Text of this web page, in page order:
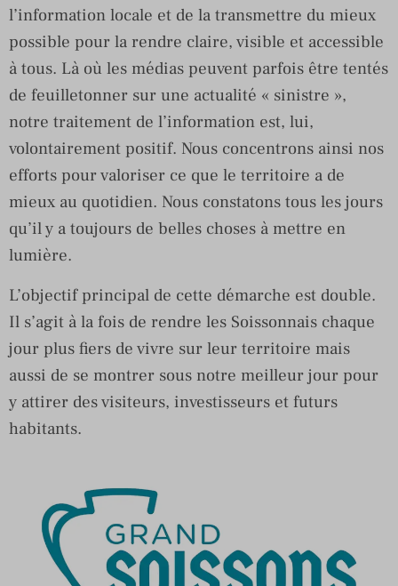
l’information locale et de la transmettre du mieux
possible pour la rendre claire, visible et accessible
à tous. Là où les médias peuvent parfois être tentés
de feuilletonner sur une actualité « sinistre »,
notre traitement de l’information est, lui,
volontairement positif. Nous concentrons ainsi nos
efforts pour valoriser ce que le territoire a de
mieux au quotidien. Nous constatons tous les jours
qu’il y a toujours de belles choses à mettre en
lumière.
L’objectif principal de cette démarche est double.
Il s’agit à la fois de rendre les Soissonnais chaque
jour plus fiers de vivre sur leur territoire mais
aussi de se montrer sous notre meilleur jour pour
y attirer des visiteurs, investisseurs et futurs
habitants.